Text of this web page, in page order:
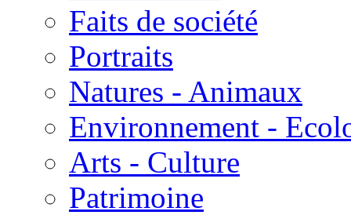
Faits de société
Portraits
Natures - Animaux
Environnement -
Arts - Culture
Patrimoine